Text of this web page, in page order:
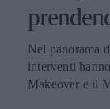
Nel panorama
interventi
Makeover e il